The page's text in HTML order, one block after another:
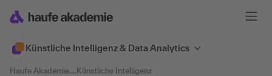
Künstliche Intelligenz & Data Analytics
Haufe Akademie....Künstliche Intelligenz